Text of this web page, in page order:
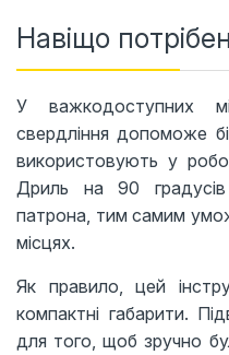
Навіщо
У важкодоступних
свердління допоможе
використовують у
Дриль на 90
патрона, тим самим
місцях.
Як правило, цей
компактні габарити.
для того, щоб зручно